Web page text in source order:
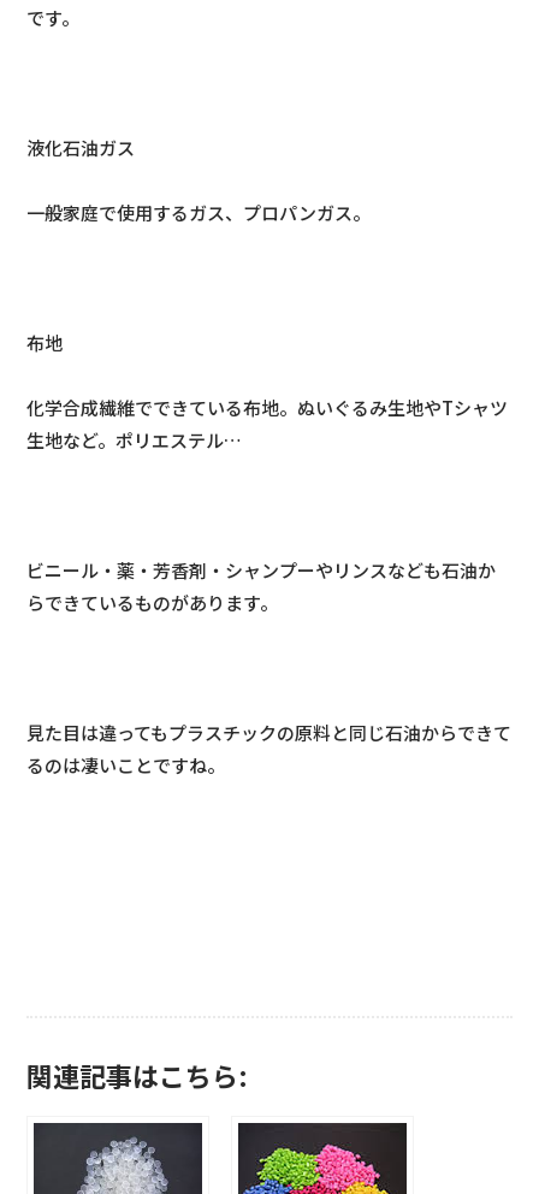
です。
液化石油ガス
一般家庭で使用するガス、プロパンガス。
布地
化学合成繊維でできている布地。ぬいぐるみ生地やTシャツ
生地など。ポリエステル…
ビニール・薬・芳香剤・シャンプーやリンスなども石油か
らできているものがあります。
見た目は違ってもプラスチックの原料と同じ石油からできて
るのは凄いことですね。
関連記事はこちら: